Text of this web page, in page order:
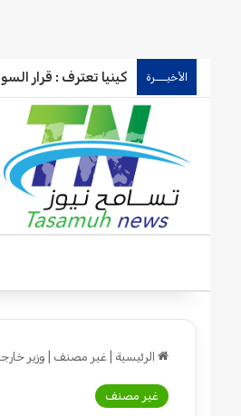
الأخيـــرة كينيا تعترف : قرار
الرئيسية غير مصنف وزير
غير مصنف